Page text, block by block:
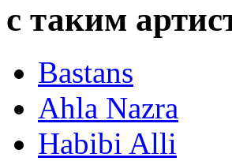
с таким
Bastans
Ahla Nazra
Habibi Alli